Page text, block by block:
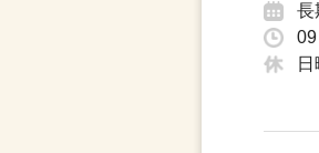
長